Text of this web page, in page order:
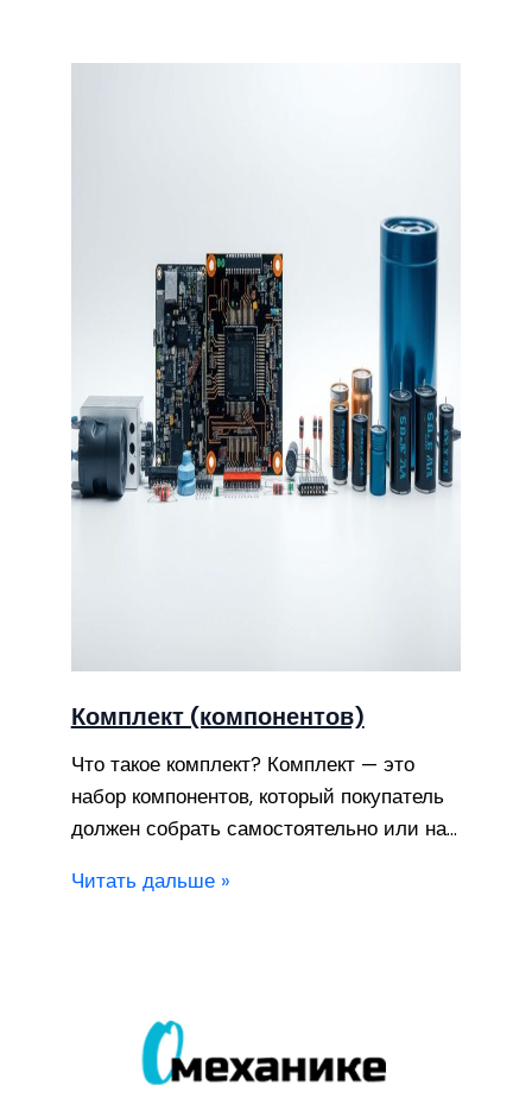
Комплект (компонентов)
Что такое комплект? Комплект — это
набор компонентов, который покупатель
должен собрать самостоятельно или на…
Читать дальше »